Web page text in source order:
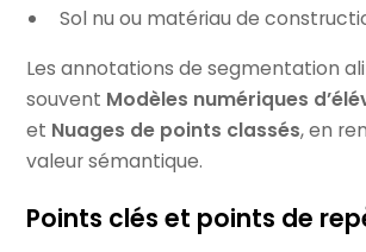
Sol nu ou matériau de
Les annotations de segmentation
souvent Modèles numériques
et Nuages de points classés, en
valeur sémantique.
Points clés et points de